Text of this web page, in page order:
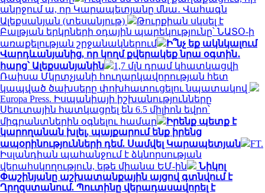
անրջում ա, որ Կարապետյանը մնա․ Վահագն
Ալեքսանյան (տեսանյութ)
Թուրքիան սկսել է
Բալթյան երկրների օդային պարեկությունը՝ ՆԱՏՕ-ի
առաքելության շրջանակներում
Ի՞նչ եք ակնկալում
Վարդևանյանից, որ կողմ քվերակեք նրա օգտին․
հարց՝ Ալեքսանյանին
1,7 մլն դրամ կհատկացվի
Ռաիսա Մկրտչյանի հուղարկավորության հետ
կապված ծախսերը փոխհատուցելու նպատակով
Europa Press. Իսպանիայի իշխանությունները
Սեուտային հատկացրել են 6.5 միլիոն եվրո՝
միգրանտներին օգնելու համար
Իրենք պետք է
կարողանան խլել, պայքարում ենք իրենց
ապօրինությունների դեմ. Սամվել Կարապետյան
FT.
Իսլանդիան պահանջում է ձկնորսության
վերահսկողություն, եթե միանա ԵՄ-ին
Նիկոլ
Փաշինյանը աշխատանքային այցով գտնվում է
Ղրղզստանում. Պուտինը վերադասավորել է